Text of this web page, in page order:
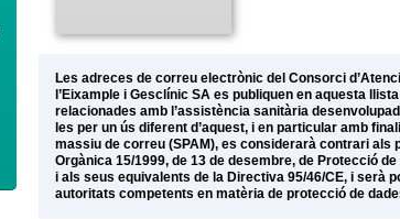
Les adreces de correu electrònic del Consorci
l’Eixample i Gesclínic SA es publiquen en aquesta
relacionades amb l’assistència sanitària
les per un ús diferent d’aquest, i en particular amb
massiu de correu (SPAM), es considerarà contrari als
Orgànica 15/1999, de 13 de desembre, de Protecció
i als seus equivalents de la Directiva 95/46/CE, i serà
autoritats competents en matèria de protecció de